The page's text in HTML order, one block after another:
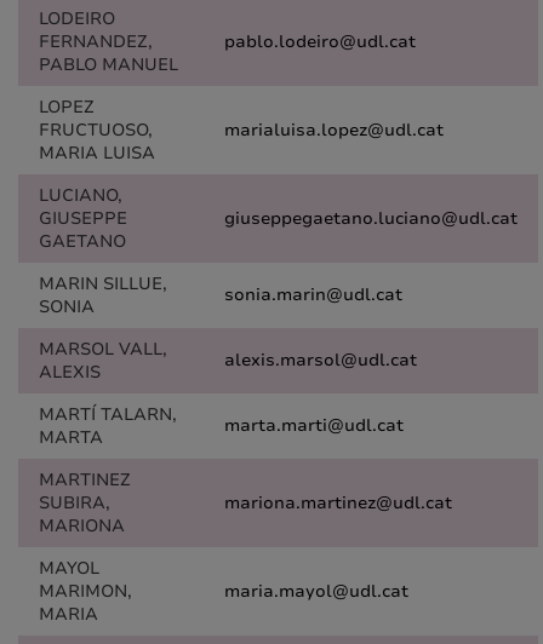
LODEIRO
FERNANDEZ,
PABLO MANUEL
pablo.lodeiro@udl.cat
LOPEZ
FRUCTUOSO,
MARIA LUISA
marialuisa.lopez@udl.cat
LUCIANO,
GIUSEPPE
GAETANO
giuseppegaetano.luciano@udl.cat
MARIN SILLUE,
SONIA
sonia.marin@udl.cat
MARSOL VALL,
ALEXIS
alexis.marsol@udl.cat
MARTÍ TALARN,
MARTA
marta.marti@udl.cat
MARTINEZ
SUBIRA,
MARIONA
mariona.martinez@udl.cat
MAYOL
MARIMON,
MARIA
maria.mayol@udl.cat